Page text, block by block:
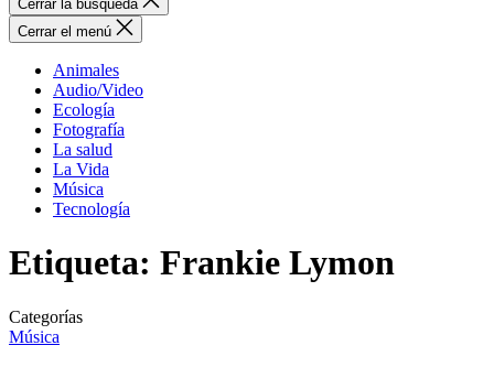
Cerrar la búsqueda
Cerrar el menú
Animales
Audio/Video
Ecología
Fotografía
La salud
La Vida
Música
Tecnología
Etiqueta: Frankie Lymon
Categorías
Música